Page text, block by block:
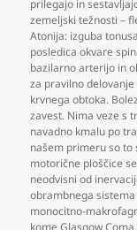
prilegajo in
zemeljski težnosti –
Atonija: izguba
posledica okvare
bazilarno arterijo in
za pravilno
krvnega obtoka.
zavest. Nima veze s
navadno kmalu po
našem primeru so to
motorične ploščice
neodvisni od
obrambnega
monocitno-
kome Glasgow Coma